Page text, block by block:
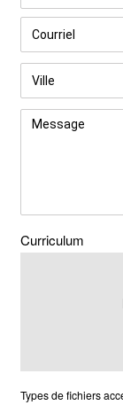
Courriel *
Ville
Message
Curriculum
Types de fichiers